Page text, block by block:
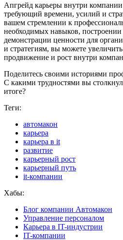
Апгрейд карьеры внутри
требующий времени, усилий и
вашем стремлении к
необходимых навыков,
демонстрации ценности для
и стратегиям, вы можете
продвижение и рост внутри
Поделитесь своими историями
С какими трудностями вы
итоге?
Теги:
автомакон
карьера
карьера в it
развитие
карьерный рост
карьерный путь
it-компании
Хабы:
Блог компании Автомакон
Управление персоналом
Карьера в IT-индустрии
IT-компании